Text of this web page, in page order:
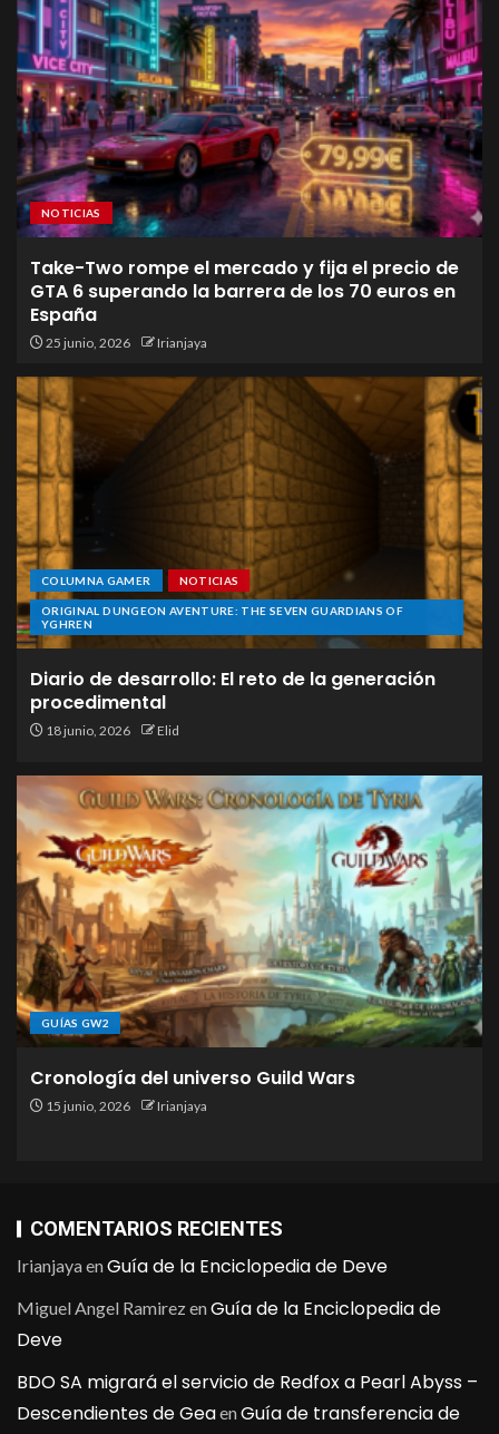
NOTICIAS
Take-Two rompe el mercado y fija el precio de
GTA 6 superando la barrera de los 70 euros en
España
25 junio, 2026 Irianjaya
COLUMNA GAMER NOTICIAS
ORIGINAL DUNGEON AVENTURE: THE SEVEN GUARDIANS OF
YGHREN
Diario de desarrollo: El reto de la generación
procedimental
18 junio, 2026 Elid
GUÍAS GW2
Cronología del universo Guild Wars
15 junio, 2026 Irianjaya
COMENTARIOS RECIENTES
IrianjayaenGuía de la Enciclopedia de Deve
Miguel Angel RamirezenGuía de la Enciclopedia de
Deve
BDO SA migrará el servicio de Redfox a Pearl Abyss –
Descendientes de GeaenGuía de transferencia de